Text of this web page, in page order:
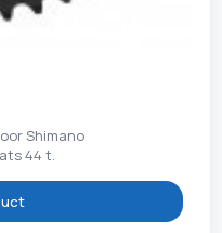
Shimano
44 t.